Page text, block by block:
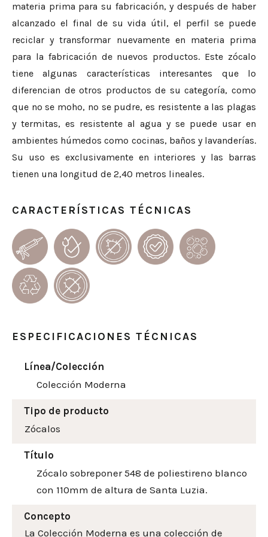
materia prima para su fabricación, y después de haber
alcanzado el final de su vida útil, el perfil se puede
reciclar y transformar nuevamente en materia prima
para la fabricación de nuevos productos. Este zócalo
tiene algunas características interesantes que lo
diferencian de otros productos de su categoría, como
que no se moho, no se pudre, es resistente a las plagas
y termitas, es resistente al agua y se puede usar en
ambientes húmedos como cocinas, baños y lavanderías.
Su uso es exclusivamente en interiores y las barras
tienen una longitud de 2,40 metros lineales.
CARACTERÍSTICAS TÉCNICAS
ESPECIFICACIONES TÉCNICAS
Línea/Colección
Colección Moderna
Tipo de producto
Zócalos
Título
Zócalo sobreponer 548 de poliestireno blanco
con 110mm de altura de Santa Luzia.
Concepto
La Colección Moderna es una colección de